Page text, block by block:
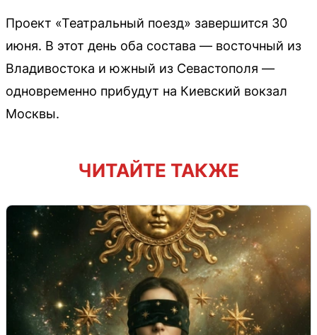
Проект «Театральный поезд» завершится 30
июня. В этот день оба состава — восточный из
Владивостока и южный из Севастополя —
одновременно прибудут на Киевский вокзал
Москвы.
ЧИТАЙТЕ ТАКЖЕ